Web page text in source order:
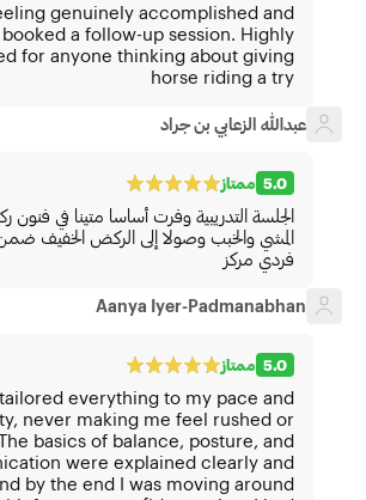
genuinely accomplished and
a follow-up session. Highly
for anyone thinking about giving
horse riding a try
عبدالله الزعابي بن جراد
5.0 ممتاز
الجلسة التدريبية وفرت أساسا متينا في فنون
المشي والخبب وصولا إلى الركض الخفيف
فردي مركز
Aanya Iyer-Padmanabhan
5.0 ممتاز
everything to my pace and
never making me feel rushed or
basics of balance, posture, and
were explained clearly and
by the end I was moving around